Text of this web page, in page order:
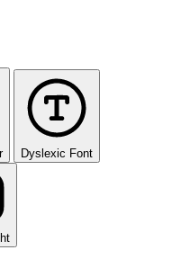
Dyslexic Font